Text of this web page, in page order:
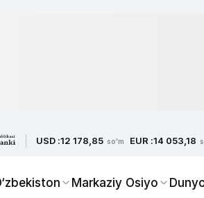
USD :12 178,85 so'm EUR :14 053,18
Markaziy Osiyo